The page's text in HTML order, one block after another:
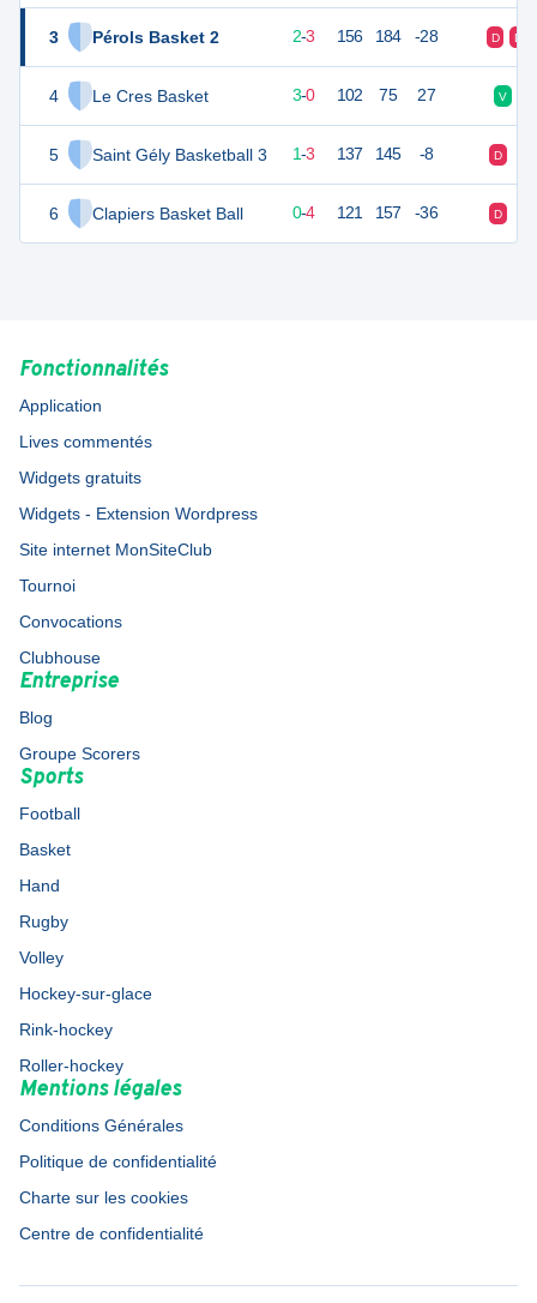
3 Pérols Basket 2
4 Le Cres Basket
5 Saint Gély Basketball 3
6 Clapiers Basket Ball
7 2-3 156 184 -28 D D
3-0 102 75 27 V
5 4 1-3 137 145 -8 D
4 0-4 121 157 -36 D
Fonctionnalités
Application
Lives commentés
Widgets gratuits
Widgets - Extension Wordpress
Site internet MonSiteClub
Tournoi
Convocations
Clubhouse
Entreprise
Blog
Groupe Scorers
Sports
Football
Basket
Hand
Rugby
Volley
Hockey-sur-glace
Rink-hockey
Roller-hockey
Mentions légales
Conditions Générales
Politique de confidentialité
Charte sur les cookies
Centre de confidentialité